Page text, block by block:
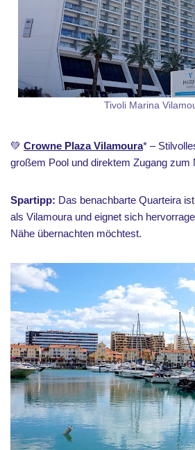
Tivoli Marina
💚 Crowne Plaza Vilamoura* –
großem Pool und direktem Zugang zum
Spartipp: Das benachbarte Quarteira
als Vilamoura und eignet sich
Nähe übernachten möchtest.